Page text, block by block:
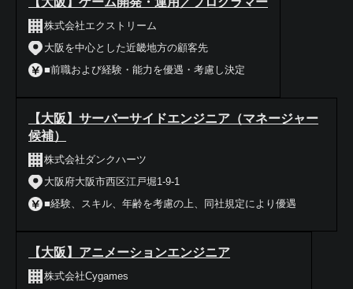
株式会社エクストリーム
大阪を中心とした近畿地方の顧客先
■前職および経験・能力を優遇・考慮し決定
【大阪】サーバーサイドエンジニア（マネージャー
候補）
株式会社ダンクハーツ
大阪府大阪市西区江戸堀1-9-1
■経験、スキル、年齢を考慮の上、同社規定により優遇
【大阪】アニメーションエンジニア
株式会社Cygames